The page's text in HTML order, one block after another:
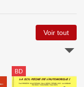
Voir tout
BD